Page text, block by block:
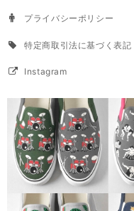
プライバシーポリシー
特定商取引法に基づく表記
Instagram